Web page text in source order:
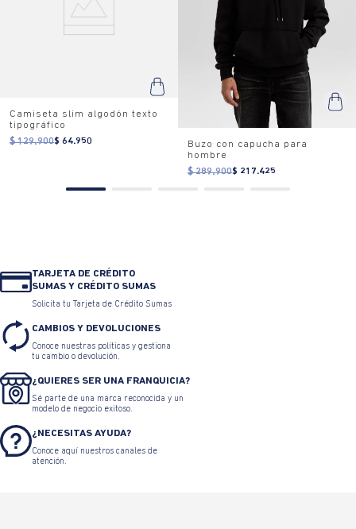
Camiseta slim algodón texto
tipográfico
$ 129.900$ 64.950
Buzo con capucha para
hombre
$ 289.900$ 217.425
TARJETA DE CRÉDITO
SUMAS Y CRÉDITO SUMAS
Solicita tu Tarjeta de Crédito Sumas
CAMBIOS Y DEVOLUCIONES
Conoce nuestras políticas y gestiona
tu cambio o devolución.
¿QUIERES SER UNA FRANQUICIA?
Sé parte de una marca reconocida y un
modelo de negocio exitoso.
¿NECESITAS AYUDA?
Conoce aquí nuestros canales de
atención.